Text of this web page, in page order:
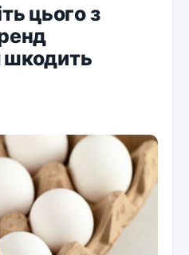
цього з
шкодить